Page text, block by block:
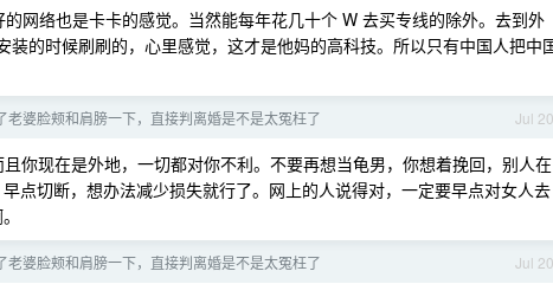
网络也是卡卡的感觉。当然能每年花几十个 W 去买专线的除外。去到外
的时候刷刷的，心里感觉，这才是他妈的高科技。所以只有中国人把中
Jul 20
老婆脸颊和肩膀一下，直接判离婚是不是太冤枉了
你现在是外地，一切都对你不利。不要再想当龟男，你想着挽回，别人在
点切断，想办法减少损失就行了。网上的人说得对，一定要早点对女人去
Jul 20
老婆脸颊和肩膀一下，直接判离婚是不是太冤枉了